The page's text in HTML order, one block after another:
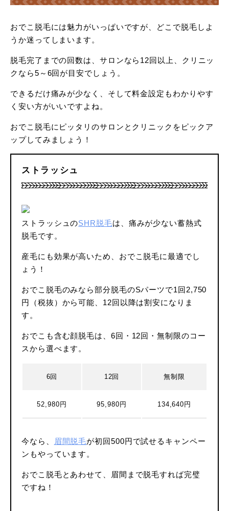
おでこ脱毛には魅力がいっぱいですが、どこで脱毛しよ
うか迷ってしまいます。
脱毛完了までの回数は、サロンなら12回以上、クリニッ
クなら5～6回が目安でしょう。
できるだけ痛みが少なく、そして料金設定もわかりやす
く安い方がいいですよね。
おでこ脱毛にピッタリのサロンとクリニックをピックア
ップしてみましょう！
ストラッシュ
ストラッシュのSHR脱毛は、痛みが少ない蓄熱式
脱毛です。
産毛にも効果が高いため、おでこ脱毛に最適でし
ょう！
おでこ脱毛のみなら部分脱毛のSパーツで1回2,750
円（税抜）から可能、12回以降は割安になりま
す。
おでこも含む顔脱毛は、6回・12回・無制限のコー
スから選べます。
6回 12回 無制限
52,980円 95,980円 134,640円
今なら、 眉間脱毛が初回500円で試せるキャンペー
ンもやっています。
おでこ脱毛とあわせて、眉間まで脱毛すれば完璧
ですね！